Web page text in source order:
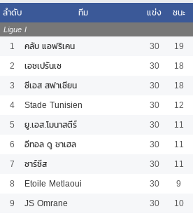
ลำดับ ทีม แข่ง ชนะ
Ligue I
1 คลับ แอฟริเคน 30 19
2
เอซเปรันเซ 30 18
3
ซีเอส สฟาเซียน 30 18
4
Stade Tunisien 30 12
5
ยู.เอส.โมนาสตีร์ 30 11
6
อีทอล ดู ซาเฮล 30 11
7
ซาร์ซีส 30 11
8
Etoile Metlaoui 30 9
9
JS Omrane 30 10